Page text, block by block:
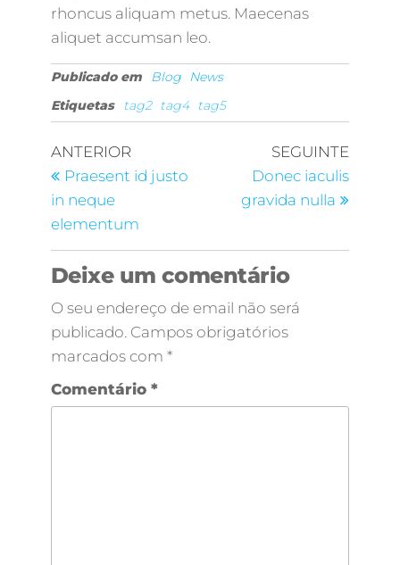
rhoncus aliquam metus. Maecenas
aliquet accumsan leo.
Publicado em Blog News
Etiquetas
tag2 tag4 tag5
Navegação de artigos
Artigo anterior
ANTERIOR
Praesent id justo
in neque
elementum
SEGUINTE
Donec iaculis
gravida nulla
Deixe um comentário
O seu endereço de email não será
publicado. Campos obrigatórios
marcados com *
Comentário *